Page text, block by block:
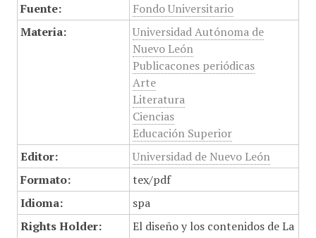
Fuente:
Fondo Universitario
Materia:
Universidad Autónoma de
Nuevo León
Publicacones periódicas
Arte
Literatura
Ciencias
Educación Superior
Editor:
Universidad de Nuevo León
Formato:
tex/pdf
Idioma:
spa
Rights Holder:
El diseño y los contenidos de La